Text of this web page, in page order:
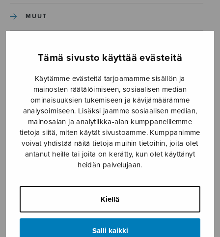
Tämä sivusto käyttää evästeitä
Käytämme evästeitä tarjoamamme sisällön ja
mainosten räätälöimiseen, sosiaalisen median
ominaisuuksien tukemiseen ja kävijämäärämme
analysoimiseen. Lisäksi jaamme sosiaalisen median,
mainosalan ja analytiikka-alan kumppaneillemme
tietoja siitä, miten käytät sivustoamme. Kumppanimme
voivat yhdistää näitä tietoja muihin tietoihin, joita olet
antanut heille tai joita on kerätty, kun olet käyttänyt
heidän palvelujaan.
Kiellä
Salli kaikki
MUUT
SOITINKOULUT JA OPPAAT
SOITINMUSIIKKI
YKSINLAULU
Sulasol nuottikauppa